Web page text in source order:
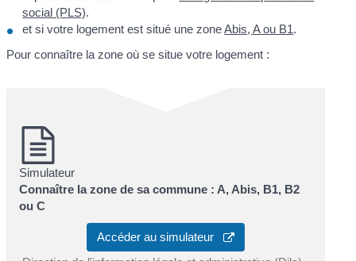
social (PLS).
et si votre logement est situé une zoneAbis, A ou B1.
Pour connaître la zone où se situe votre logement :
Simulateur
Connaître la zone de sa commune : A, Abis, B1, B2
ou C
Accéder au simulateur